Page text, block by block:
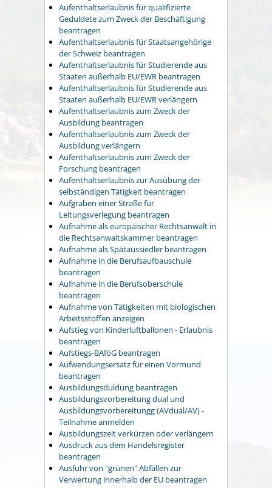
Aufenthaltserlaubnis für qualifizierte
Geduldete zum Zweck der Beschäftigung
beantragen
Aufenthaltserlaubnis für Staatsangehörige
der Schweiz beantragen
Aufenthaltserlaubnis für Studierende aus
Staaten außerhalb EU/EWR beantragen
Aufenthaltserlaubnis für Studierende aus
Staaten außerhalb EU/EWR verlängern
Aufenthaltserlaubnis zum Zweck der
Ausbildung beantragen
Aufenthaltserlaubnis zum Zweck der
Ausbildung verlängern
Aufenthaltserlaubnis zum Zweck der
Forschung beantragen
Aufenthaltserlaubnis zur Ausübung der
selbständigen Tätigkeit beantragen
Aufgraben einer Straße für
Leitungsverlegung beantragen
Aufnahme als europäischer Rechtsanwalt in
die Rechtsanwaltskammer beantragen
Aufnahme als Spätaussiedler beantragen
Aufnahme in die Berufsaufbauschule
beantragen
Aufnahme in die Berufsoberschule
beantragen
Aufnahme von Tätigkeiten mit biologischen
Arbeitsstoffen anzeigen
Aufstieg von Kinderluftballonen - Erlaubnis
beantragen
Aufstiegs-BAföG beantragen
Aufwendungsersatz für einen Vormund
beantragen
Ausbildungsduldung beantragen
Ausbildungsvorbereitung dual und
Ausbildungsvorbereitungg (AVdual/AV) -
Teilnahme anmelden
Ausbildungszeit verkürzen oder verlängern
Ausdruck aus dem Handelsregister
beantragen
Ausfuhr von "grünen" Abfällen zur
Verwertung innerhalb der EU beantragen